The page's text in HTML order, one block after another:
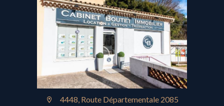
4448, Route Départementale 2085